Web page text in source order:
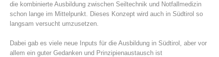
die kombinierte Ausbildung zwischen Seiltechnik und Notfallmedizin
schon lange im Mittelpunkt. Dieses Konzept wird auch in Südtirol so
langsam versucht umzusetzen.
Dabei gab es viele neue Inputs für die Ausbildung in Südtirol, aber vor
allem ein guter Gedanken und Prinzipienaustausch ist